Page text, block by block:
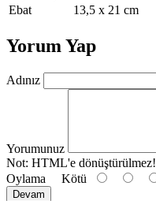
Ebat
13,5 x 21 cm
Yorum Yap
Adınız
Yorumunuz
Not: HTML'e dönüştürülmez!
Oylama Kötü
Devam